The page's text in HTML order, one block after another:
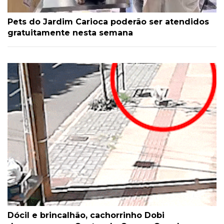
Pets do Jardim Carioca poderão ser atendidos
gratuitamente nesta semana
Dócil e brincalhão, cachorrinho Dobi